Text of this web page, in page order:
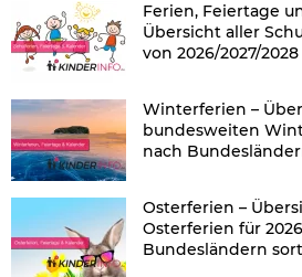
Ferien, Feiertage
Übersicht aller
von 2026/2027/
Winterferien –
bundesweiten
nach
Osterferien –
Osterferien für
Bundesländern